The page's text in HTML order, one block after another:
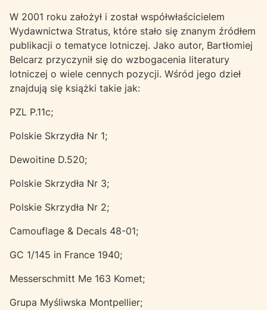
W 2001 roku założył i został współwłaścicielem
Wydawnictwa Stratus, które stało się znanym źródłem
publikacji o tematyce lotniczej. Jako autor, Bartłomiej
Belcarz przyczynił się do wzbogacenia literatury
lotniczej o wiele cennych pozycji. Wśród jego dzieł
znajdują się książki takie jak:
PZL P.11c;
Polskie Skrzydła Nr 1;
Dewoitine D.520;
Polskie Skrzydła Nr 3;
Polskie Skrzydła Nr 2;
Camouflage & Decals 48-01;
GC 1/145 in France 1940;
Messerschmitt Me 163 Komet;
Grupa Myśliwska Montpellier;